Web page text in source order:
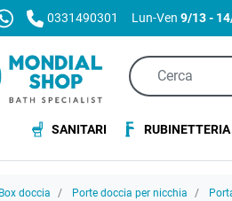
0331490301 Lun-Ven9/13 -
SANITARI RUBINETTERIA
Box doccia Porte doccia per nicchia